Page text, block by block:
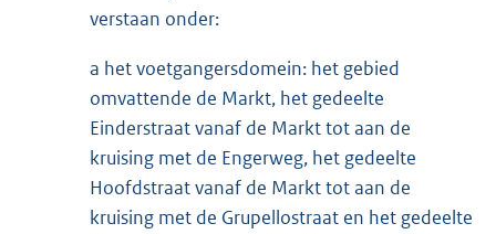
verstaan onder:
a het voetgangersdomein: het gebied
omvattende de Markt, het gedeelte
Einderstraat vanaf de Markt tot aan de
kruising met de Engerweg, het gedeelte
Hoofdstraat vanaf de Markt tot aan de
kruising met de Grupellostraat en het gedeelte